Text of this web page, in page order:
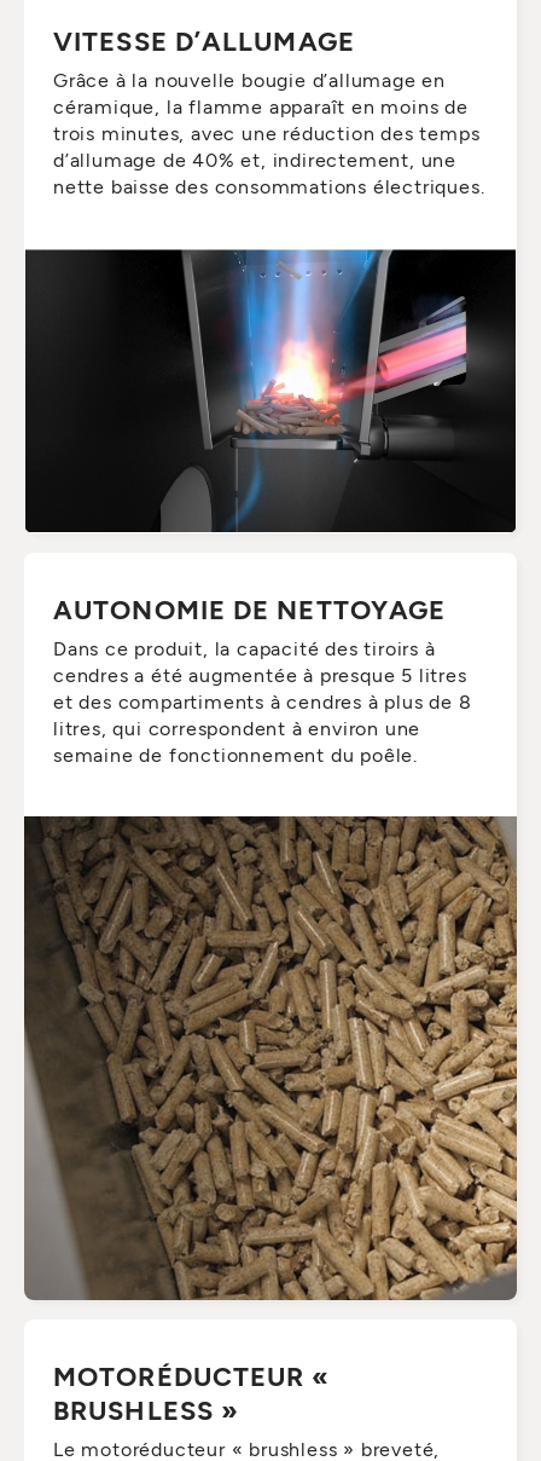
VITESSE D’ALLUMAGE
Grâce à la nouvelle bougie d’allumage en
céramique, la flamme apparaît en moins de
trois minutes, avec une réduction des temps
d’allumage de 40% et, indirectement, une
nette baisse des consommations électriques.
AUTONOMIE DE NETTOYAGE
Dans ce produit, la capacité des tiroirs à
cendres a été augmentée à presque 5 litres
et des compartiments à cendres à plus de 8
litres, qui correspondent à environ une
semaine de fonctionnement du poêle.
MOTORÉDUCTEUR «
BRUSHLESS »
Le motoréducteur « brushless » breveté,